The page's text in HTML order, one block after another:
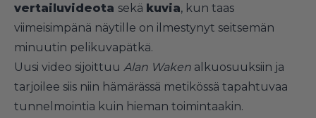
vertailuvideota sekä kuvia, kun taas
viimeisimpänä näytille on ilmestynyt seitsemän
minuutin pelikuvapätkä.
Uusi video sijoittuu Alan Waken alkuosuuksiin ja
tarjoilee siis niin hämärässä metikössä tapahtuvaa
tunnelmointia kuin hieman toimintaakin.